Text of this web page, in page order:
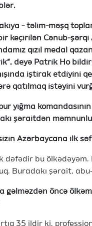
- təlim-məşq
keçirilən Cənub-şərqi
qızıl medal
deyə Patrik Ho
iştirak etdiyini
qatılmaq istəyini
yığma
şəraitdən
Azərbaycana ilk
dəfədir bu ölkədəyəm.
Buradakı şərait,
gəlməzdən öncə
35 ildir ki,